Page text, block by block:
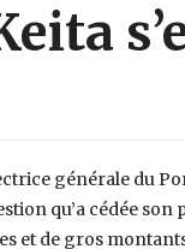
générale du
qu’a cédée
et de gros